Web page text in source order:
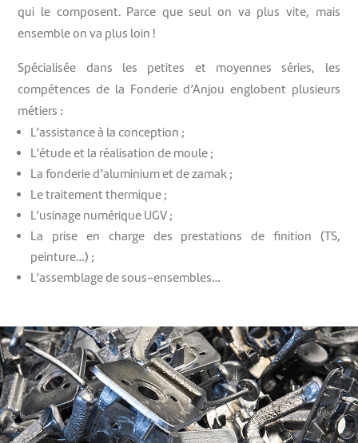
qui le composent. Parce que seul on va plus vite, mais
ensemble on va plus loin !
Spécialisée dans les petites et moyennes séries, les
compétences de la Fonderie d’Anjou englobent plusieurs
métiers :
L’assistance à la conception ;
L’étude et la réalisation de moule ;
La fonderie d’aluminium et de zamak ;
Le traitement thermique ;
L’usinage numérique UGV ;
La prise en charge des prestations de finition (TS,
peinture…) ;
L’assemblage de sous-ensembles…